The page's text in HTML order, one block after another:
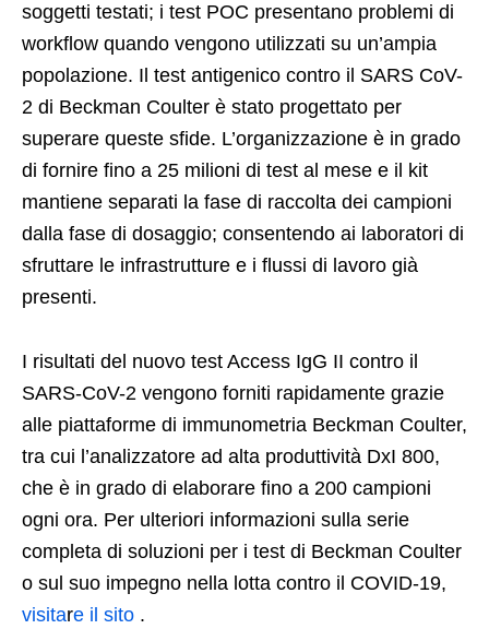
soggetti testati; i test POC presentano problemi di
workflow quando vengono utilizzati su un’ampia
popolazione. Il test antigenico contro il SARS CoV-
2 di Beckman Coulter è stato progettato per
superare queste sfide. L’organizzazione è in grado
di fornire fino a 25 milioni di test al mese e il kit
mantiene separati la fase di raccolta dei campioni
dalla fase di dosaggio; consentendo ai laboratori di
sfruttare le infrastrutture e i flussi di lavoro già
presenti.
I risultati del nuovo test Access IgG II contro il
SARS-CoV-2 vengono forniti rapidamente grazie
alle piattaforme di immunometria Beckman Coulter,
tra cui l’analizzatore ad alta produttività DxI 800,
che è in grado di elaborare fino a 200 campioni
ogni ora. Per ulteriori informazioni sulla serie
completa di soluzioni per i test di Beckman Coulter
o sul suo impegno nella lotta contro il COVID-19,
visitare il sito .